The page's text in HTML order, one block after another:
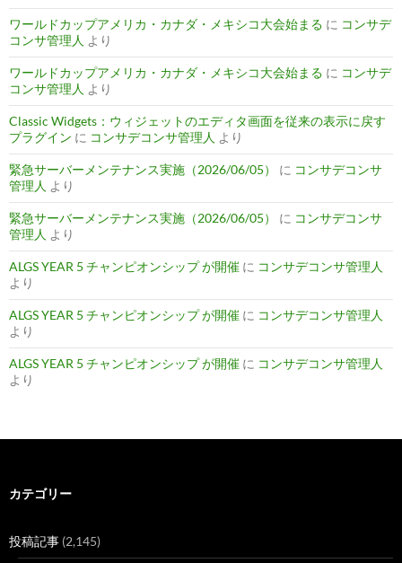
ワールドカップアメリカ・カナダ・メキシコ大会始まる に コンサデ
コンサ管理人 より
ワールドカップアメリカ・カナダ・メキシコ大会始まる に コンサデ
コンサ管理人 より
Classic Widgets：ウィジェットのエディタ画面を従来の表示に戻す
プラグイン に コンサデコンサ管理人 より
緊急サーバーメンテナンス実施（2026/06/05） に コンサデコンサ
管理人 より
緊急サーバーメンテナンス実施（2026/06/05） に コンサデコンサ
管理人 より
ALGS YEAR 5 チャンピオンシップ が開催 に コンサデコンサ管理人
より
ALGS YEAR 5 チャンピオンシップ が開催 に コンサデコンサ管理人
より
ALGS YEAR 5 チャンピオンシップ が開催 に コンサデコンサ管理人
より
カテゴリー
投稿記事 (2,145)